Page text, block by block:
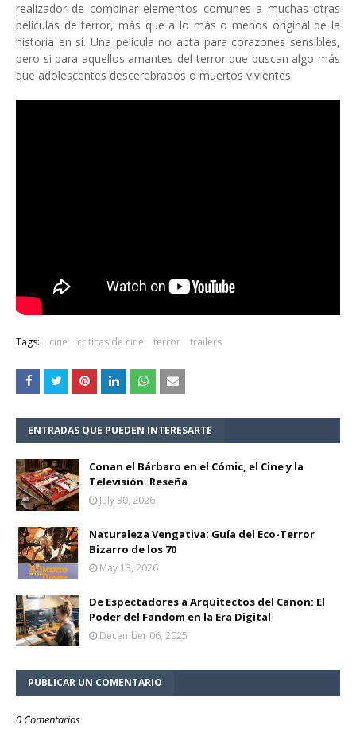
realizador de combinar elementos comunes a muchas otras
películas de terror, más que a lo más o menos original de la
historia en sí. Una película no apta para corazones sensibles,
pero si para aquellos amantes del terror que buscan algo más
que adolescentes descerebrados o muertos vivientes.
Tags: cine criticas de cine terror trailers
ENTRADAS QUE PUEDEN INTERESARTE
Conan el Bárbaro en el Cómic, el Cine y la
Televisión. Reseña
July 30, 2026
Naturaleza Vengativa: Guía del Eco-Terror
Bizarro de los 70
May 13, 2026
De Espectadores a Arquitectos del Canon: El
Poder del Fandom en la Era Digital
December 06, 2025
PUBLICAR UN COMENTARIO
0 Comentarios